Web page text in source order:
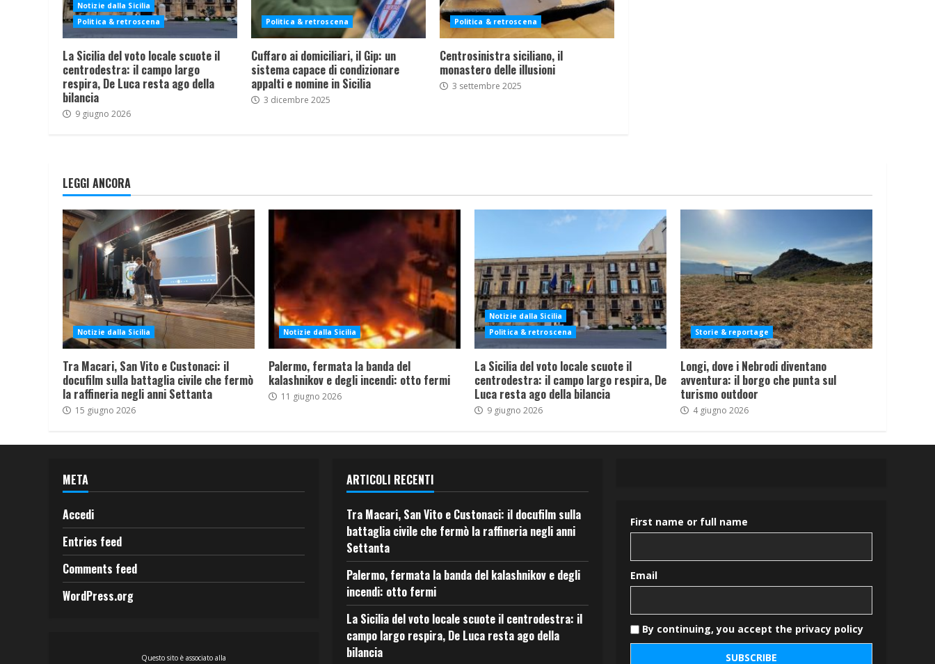
Notizie dalla Sicilia
Politica & retroscena
La Sicilia del voto locale scuote il
centrodestra: il campo largo
respira, De Luca resta ago della
bilancia
9 giugno 2026
Politica & retroscena
Cuffaro ai domiciliari, il Gip: un
sistema capace di condizionare
appalti e nomine in Sicilia
3 dicembre 2025
Politica & retroscena
Centrosinistra siciliano, il
monastero delle illusioni
3 settembre 2025
LEGGI ANCORA
Notizie dalla Sicilia
Tra Macari, San Vito e Custonaci: il
docufilm sulla battaglia civile che fermò
la raffineria negli anni Settanta
15 giugno 2026
Notizie dalla Sicilia
Palermo, fermata la banda del
kalashnikov e degli incendi: otto fermi
11 giugno 2026
Notizie dalla Sicilia
Politica & retroscena
La Sicilia del voto locale scuote il
centrodestra: il campo largo respira, De
Luca resta ago della bilancia
9 giugno 2026
Storie & reportage
Longi, dove i Nebrodi diventano
avventura: il borgo che punta sul
turismo outdoor
4 giugno 2026
META
Accedi
Entries feed
Comments feed
WordPress.org
Questo sito è associato alla
ARTICOLI RECENTI
Tra Macari, San Vito e Custonaci: il docufilm sulla
battaglia civile che fermò la raffineria negli anni
Settanta
Palermo, fermata la banda del kalashnikov e degli
incendi: otto fermi
La Sicilia del voto locale scuote il centrodestra: il
campo largo respira, De Luca resta ago della
bilancia
First name or full name
Email
By continuing, you accept the privacy policy